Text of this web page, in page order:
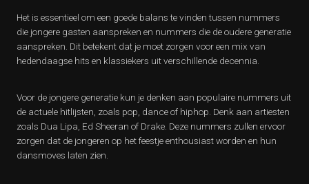
Het is essentieel om een goede balans te vinden tussen nummers
die jongere gasten aanspreken en nummers die de oudere generatie
aanspreken. Dit betekent dat je moet zorgen voor een mix van
hedendaagse hits en klassiekers uit verschillende decennia.
Voor de jongere generatie kun je denken aan populaire nummers uit
de actuele hitlijsten, zoals pop, dance of hiphop. Denk aan artiesten
zoals Dua Lipa, Ed Sheeran of Drake. Deze nummers zullen ervoor
zorgen dat de jongeren op het feestje enthousiast worden en hun
dansmoves laten zien.